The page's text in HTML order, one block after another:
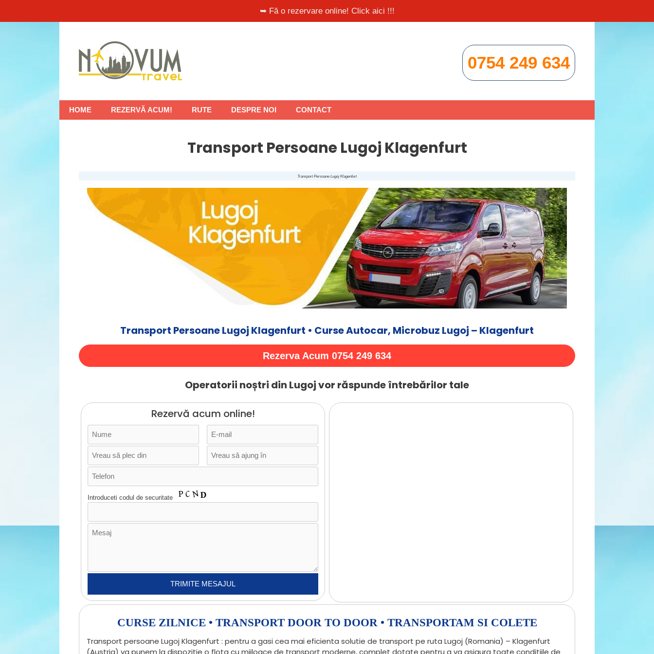
➥ Fă o rezervare online! Click aici !!!
0754 249 634
HOME REZERVĂ ACUM! RUTE DESPRE NOI CONTACT
Transport Persoane Lugoj Klagenfurt
Transport Persoane Lugoj Klagenfurt
Transport Persoane Lugoj Klagenfurt • Curse Autocar, Microbuz Lugoj – Klagenfurt
Rezerva Acum 0754 249 634
Operatorii noștri din Lugoj vor răspunde întrebărilor tale
Rezervă acum online!
Introduceti codul de securitate
CURSE ZILNICE • TRANSPORT DOOR TO DOOR • TRANSPORTAM SI COLETE
Transport persoane Lugoj Klagenfurt : pentru a gasi cea mai eficienta solutie de transport pe ruta Lugoj (Romania) – Klagenfurt
(Austria) va punem la dispozitie o flota cu mijloace de transport moderne, complet dotate pentru a va asigura toate conditiile de